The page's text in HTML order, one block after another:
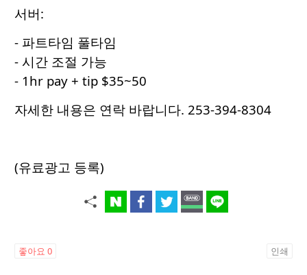
서버:
- 파트타임 풀타임
- 시간 조절 가능
- 1hr pay + tip $35~50
자세한 내용은 연락 바랍니다. 253-394-8304
(유료광고 등록)
좋아요 0 인쇄